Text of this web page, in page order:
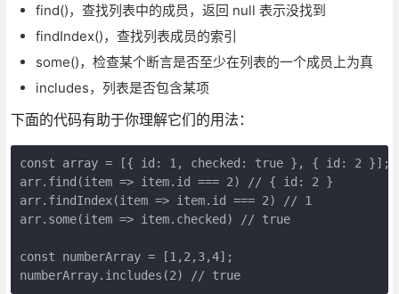
find()，查找列表中的成员，返回 null 表示没找到
findIndex()，查找列表成员的索引
some()，检查某个断言是否至少在列表的一个成员上为真
includes，列表是否包含某项
下面的代码有助于你理解它们的用法：
const array = [{ id: 1, checked: true }, { id: 2 }];
arr.find(item => item.id === 2) // { id: 2 }
arr.findIndex(item => item.id === 2) // 1
arr.some(item => item.checked) // true
const numberArray = [1,2,3,4];
numberArray.includes(2) // true